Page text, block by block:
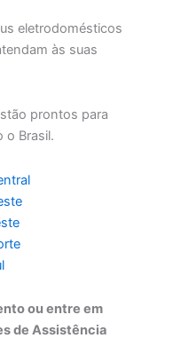
eletrodomésticos
às suas
prontos para
o Brasil.
ou entre em
de Assistência